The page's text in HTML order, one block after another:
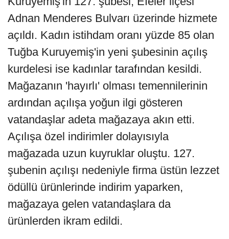
Adnan Menderes Bulvarı üzerinde hizmete
açıldı. Kadın istihdam oranı yüzde 85 olan
Tuğba Kuruyemiş'in yeni şubesinin açılış
kurdelesi ise kadınlar tarafından kesildi.
Mağazanın 'hayırlı' olması temennilerinin
ardından açılışa yoğun ilgi gösteren
vatandaşlar adeta mağazaya akın etti.
Açılışa özel indirimler dolayısıyla
mağazada uzun kuyruklar oluştu. 127.
şubenin açılışı nedeniyle firma üstün lezzet
ödüllü ürünlerinde indirim yaparken,
mağazaya gelen vatandaşlara da
ürünlerden ikram edildi.